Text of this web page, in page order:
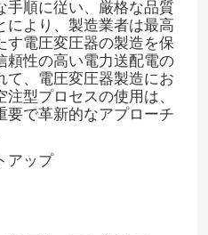
手順に従い、厳格な品質
により、製造業者は最高
す電圧変圧器の製造を保
頼性の高い電力送配電の
て、電圧変圧器製造にお
型プロセスの使用は、
要で革新的なアプローチ
アップ